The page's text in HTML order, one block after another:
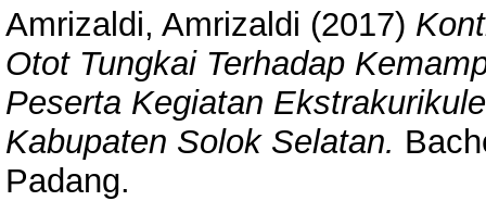
Amrizaldi, Amrizaldi (2017)
Otot Tungkai Terhadap
Peserta Kegiatan
Kabupaten Solok Selatan.
Padang.